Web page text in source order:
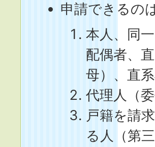
申請できるの
本人、同
配偶者、
母）、直
代理人（
戸籍を請
る人（第